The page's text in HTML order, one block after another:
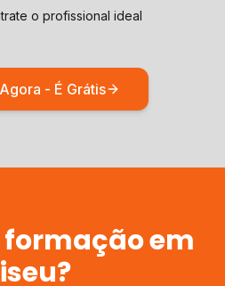
o profissional ideal
- É Grátis
formaçãoem
?